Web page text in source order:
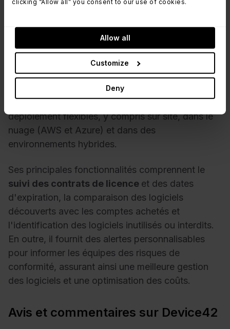
clicking “Allow all” you consent to our use of cookies.
Allow all
Customize
Deny
Device42 est un outil ITAM avec des capacités de
gestion des licences logicielles. Device42 offre de
nombreuses intégrations et des options de
déploiement flexibles, y compris sur site, dans le
nuage (AWS et Azure) et dans des
environnements hybrides.
Ses principales fonctionnalités comprennent le
suivi des contrats de licence et des dates
d'expiration, la comparaison des logiciels
découverts avec les comptes achetés et
l'identification des logiciels inutilisés ou interdits.
En outre, il fournit des alertes personnalisables
pour informer les équipes des risques de
conformité, assurant ainsi une meilleure gestion
des logiciels et une optimisation des coûts.
Avis et commentaires sur Device42